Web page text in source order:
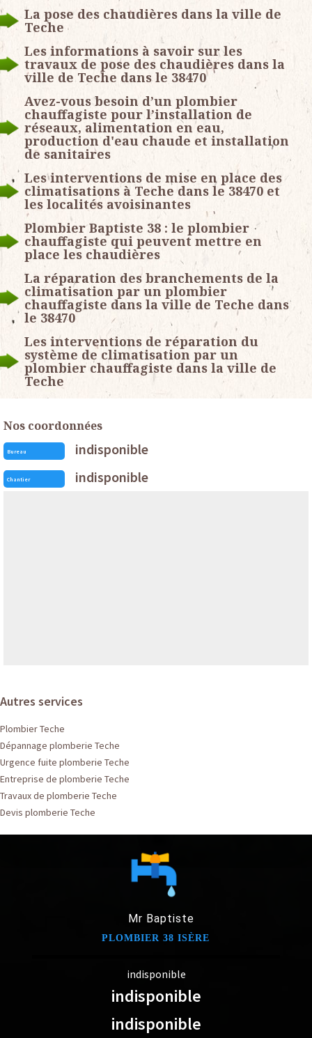
La pose des chaudières dans la ville de
Teche
Les informations à savoir sur les
travaux de pose des chaudières dans la
ville de Teche dans le 38470
Avez-vous besoin d’un plombier
chauffagiste pour l’installation de
réseaux, alimentation en eau,
production d'eau chaude et installation
de sanitaires
Les interventions de mise en place des
climatisations à Teche dans le 38470 et
les localités avoisinantes
Plombier Baptiste 38 : le plombier
chauffagiste qui peuvent mettre en
place les chaudières
La réparation des branchements de la
climatisation par un plombier
chauffagiste dans la ville de Teche dans
le 38470
Les interventions de réparation du
système de climatisation par un
plombier chauffagiste dans la ville de
Teche
Nos coordonnées
Bureau indisponible
Chantier indisponible
Autres services
Plombier Teche
Dépannage plomberie Teche
Urgence fuite plomberie Teche
Entreprise de plomberie Teche
Travaux de plomberie Teche
Devis plomberie Teche
Mr Baptiste
PLOMBIER 38 ISÈRE
indisponible
indisponible
indisponible